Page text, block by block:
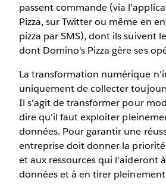
passent commande (via
Pizza, sur Twitter ou même en
pizza par SMS), dont ils suivent
dont Domino's Pizza gère ses
La transformation numérique
uniquement de collecter
Il s'agit de transformer pour
dire qu'il faut exploiter
données. Pour garantir une
entreprise doit donner la
et aux ressources qui l'aideront
données et à en tirer